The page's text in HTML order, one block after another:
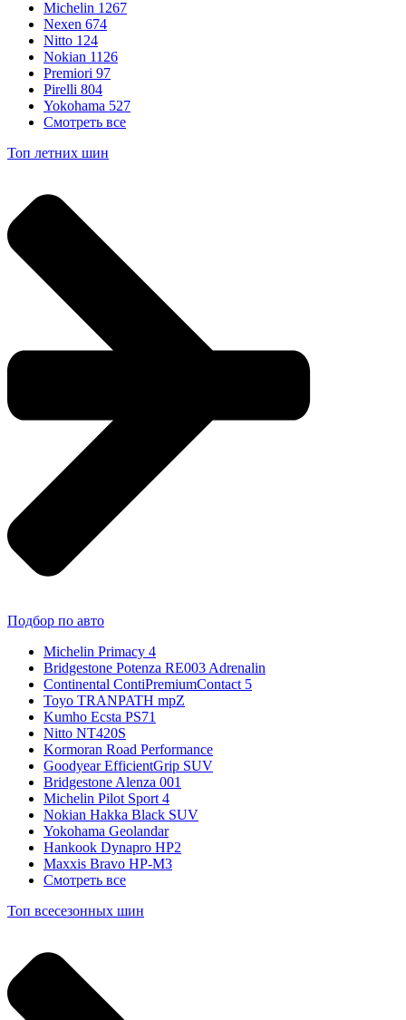
Michelin 1267
Nexen 674
Nitto 124
Nokian 1126
Premiori 97
Pirelli 804
Yokohama 527
Смотреть все
Топ летних шин
Подбор по авто
Michelin Primacy 4
Bridgestone Potenza RE003 Adrenalin
Continental ContiPremiumContact 5
Toyo TRANPATH mpZ
Kumho Ecsta PS71
Nitto NT420S
Kormoran Road Performance
Goodyear EfficientGrip SUV
Bridgestone Alenza 001
Michelin Pilot Sport 4
Nokian Hakka Black SUV
Yokohama Geolandar
Hankook Dynapro HP2
Maxxis Bravo HP-M3
Смотреть все
Топ всесезонных шин